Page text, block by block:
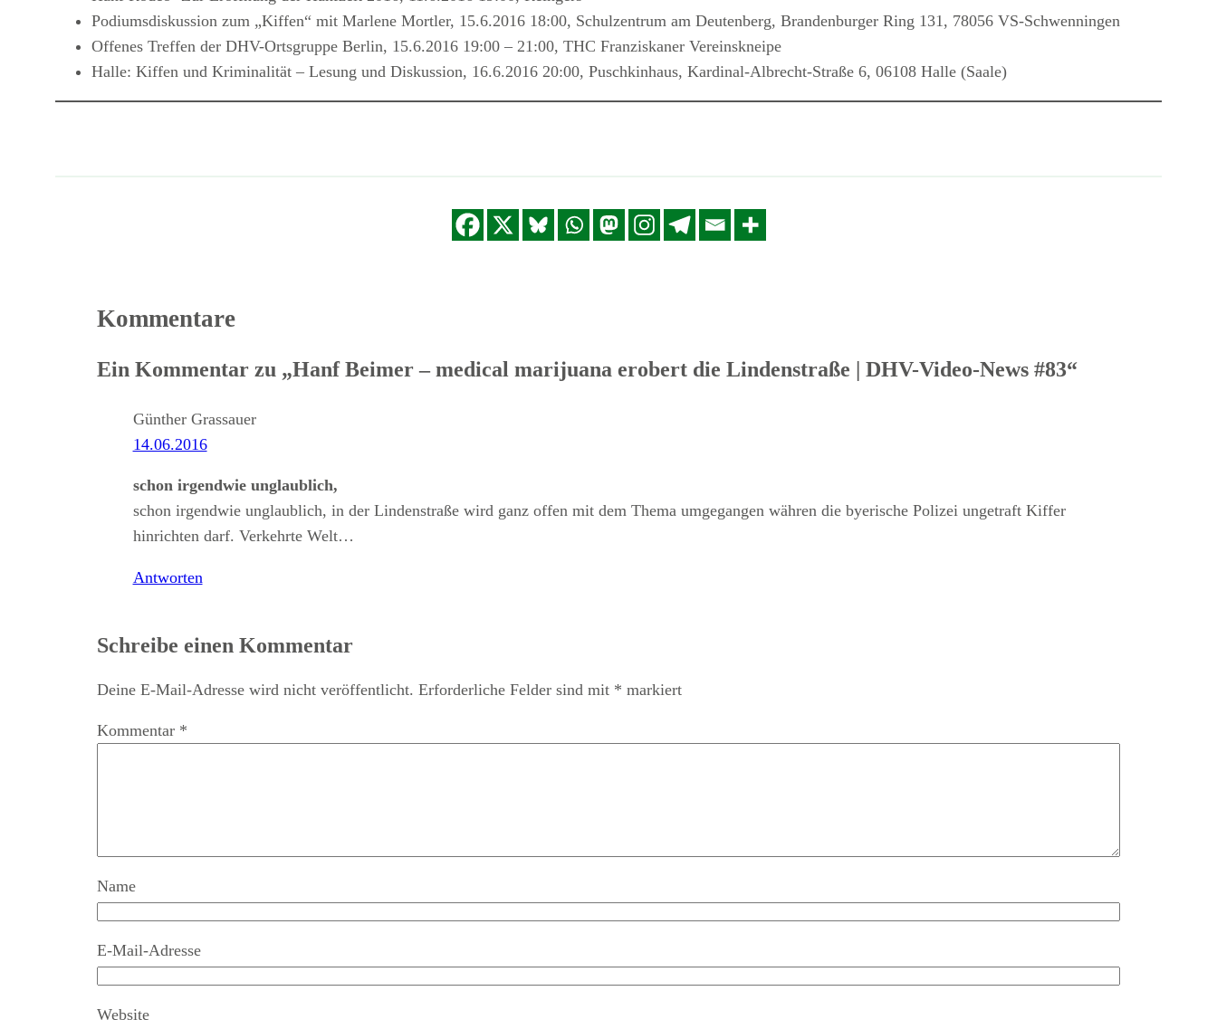
Podiumsdiskussion zum „Kiffen“ mit Marlene Mortler, 15.6.2016 18:00, Schulzentrum am Deutenberg, Brandenburger Ring 131, 78056 VS-Schwenningen
Offenes Treffen der DHV-Ortsgruppe Berlin, 15.6.2016 19:00 – 21:00, THC Franziskaner Vereinskneipe
Halle: Kiffen und Kriminalität – Lesung und Diskussion, 16.6.2016 20:00, Puschkinhaus, Kardinal-Albrecht-Straße 6, 06108 Halle (Saale)
Kommentare
Ein Kommentar zu „Hanf Beimer – medical marijuana erobert die Lindenstraße | DHV-Video-News #83“
Günther Grassauer
14.06.2016
schon irgendwie unglaublich,
schon irgendwie unglaublich, in der Lindenstraße wird ganz offen mit dem Thema umgegangen währen die byerische Polizei ungetraft Kiffer
hinrichten darf. Verkehrte Welt…
Antworten
Schreibe einen Kommentar
Deine E-Mail-Adresse wird nicht veröffentlicht. Erforderliche Felder sind mit * markiert
Kommentar *
Name
E-Mail-Adresse
Website